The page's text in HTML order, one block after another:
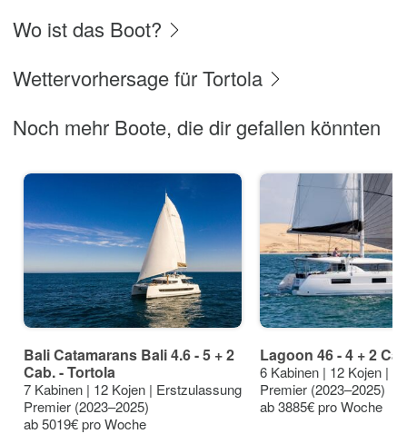
Wo ist das Boot?
Wettervorhersage für Tortola
Noch mehr Boote, die dir gefallen könnten
Bali Catamarans Bali 4.6 - 5 + 2
Cab. - Tortola
7 Kabinen | 12 Kojen | Erstzulassung
Premier (2023–2025)
ab 5019€ pro Woche
Lagoon 46 - 4 + 2
6 Kabinen | 12 Kojen |
Premier (2023–2025)
ab 3885€ pro Woche